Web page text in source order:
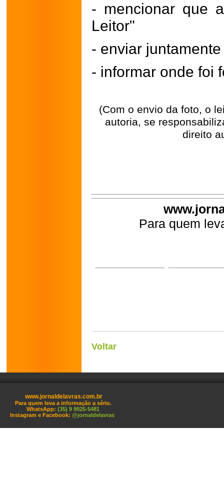
- mencionar que
Leitor"
- enviar
- informar onde foi
(Com o envio da foto, o
autoria, se
direito
Para quem
Voltar
www.jornaldelavras.com.br
Para quem leva a informação a sério.
WhatsApp: (35) 9 9925-5481
Instagram e Facebook: @jornaldelavras